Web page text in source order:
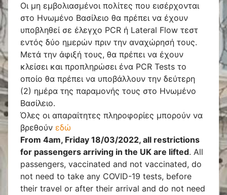
Οι μη εμβολιασμένοι πολίτες που εισέρχονται
στο Ηνωμένο Βασίλειο θα πρέπει να έχουν
υποβληθεί σε έλεγχο PCR ή Lateral Flow τεστ
εντός δύο ημερών πριν την αναχώρησή τους.
Μετά την άφιξή τους, θα πρέπει να έχουν
κλείσει και προπληρώσει ένα PCR Tests το
οποίο θα πρέπει να υποβάλλουν την δεύτερη
(2) ημέρα της παραμονής τους στο Ηνωμένο
Βασίλειο.
Όλες οι απαραίτητες πληροφορίες μπορούν να
βρεθούν εδώ
From 4am, Friday 18/03/2022, all restrictions
for passengers arriving in the UK are lifted. All
passengers, vaccinated and not vaccinated, do
not need to take any COVID-19 tests, before
their travel or after their arrival and do not need